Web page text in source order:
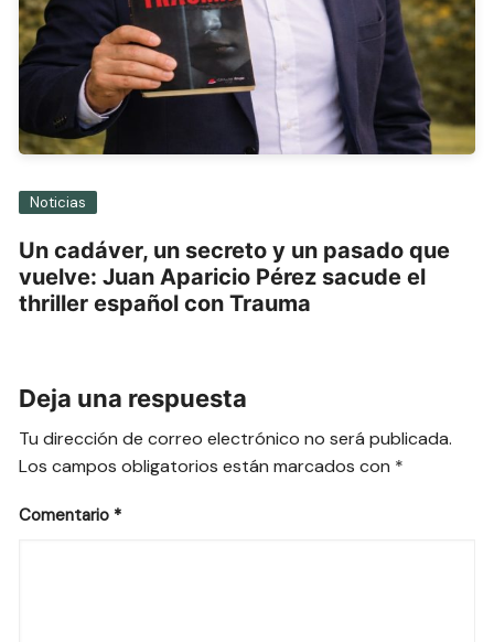
Noticias
Un cadáver, un secreto y un pasado que
vuelve: Juan Aparicio Pérez sacude el
thriller español con Trauma
Deja una respuesta
Tu dirección de correo electrónico no será publicada.
Los campos obligatorios están marcados con *
Comentario *